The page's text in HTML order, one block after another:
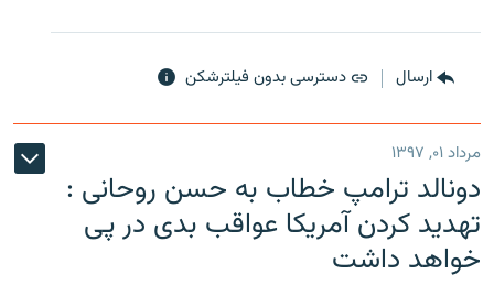
ارسال دسترسی بدون فیلترشکن
مرداد ۰۱, ۱۳۹۷
دونالد ترامپ خطاب به حسن روحانی :
تهدید کردن آمریکا عواقب بدی در پی
خواهد داشت